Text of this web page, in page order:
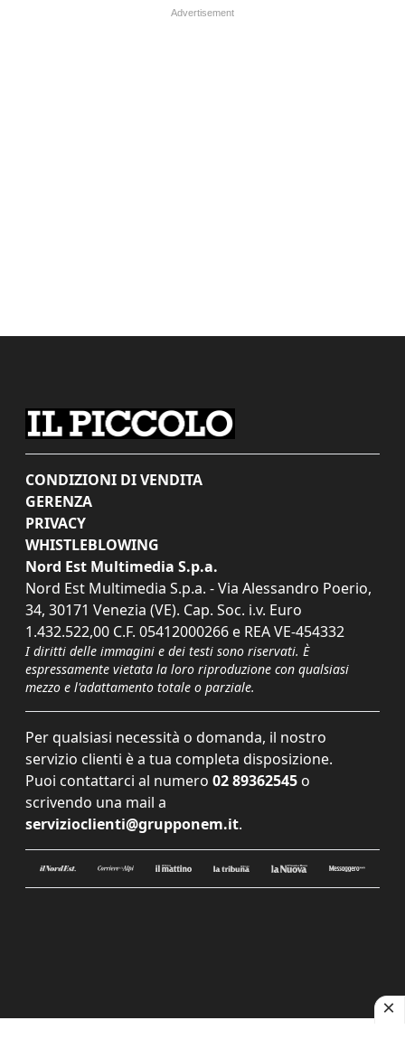
CONDIZIONI DI VENDITA
GERENZA
PRIVACY
WHISTLEBLOWING
Nord Est Multimedia S.p.a.
Nord Est Multimedia S.p.a. - Via Alessandro Poerio,
34, 30171 Venezia (VE). Cap. Soc. i.v. Euro
1.432.522,00 C.F. 05412000266 e REA VE-454332
I diritti delle immagini e dei testi sono riservati. È
espressamente vietata la loro riproduzione con qualsiasi
mezzo e l'adattamento totale o parziale.
Per qualsiasi necessità o domanda, il nostro
servizio clienti è a tua completa disposizione.
Puoi contattarci al numero 02 89362545 o
scrivendo una mail a
servizioclienti@grupponem.it.